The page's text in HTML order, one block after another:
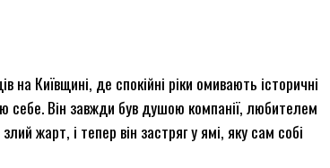
Київщині, де спокійні ріки омивають історичні
себе. Він завжди був душою компанії, любителем
жарт, і тепер він застряг у ямі, яку сам собі